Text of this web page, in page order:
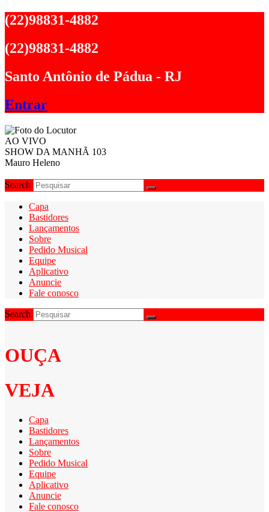
Ir
para
conteúdo
(22)98831-4882
(22)98831-4882
Santo Antônio de Pádua - RJ
Entrar
AO VIVO
SHOW DA MANHÃ 103
Mauro Heleno
Search
Capa
Bastidores
Lançamentos
Sobre
Pedido Musical
Equipe
Aplicativo
Anuncie
Fale conosco
Search
OUÇA
VEJA
Capa
Bastidores
Lançamentos
Sobre
Pedido Musical
Equipe
Aplicativo
Anuncie
Fale conosco